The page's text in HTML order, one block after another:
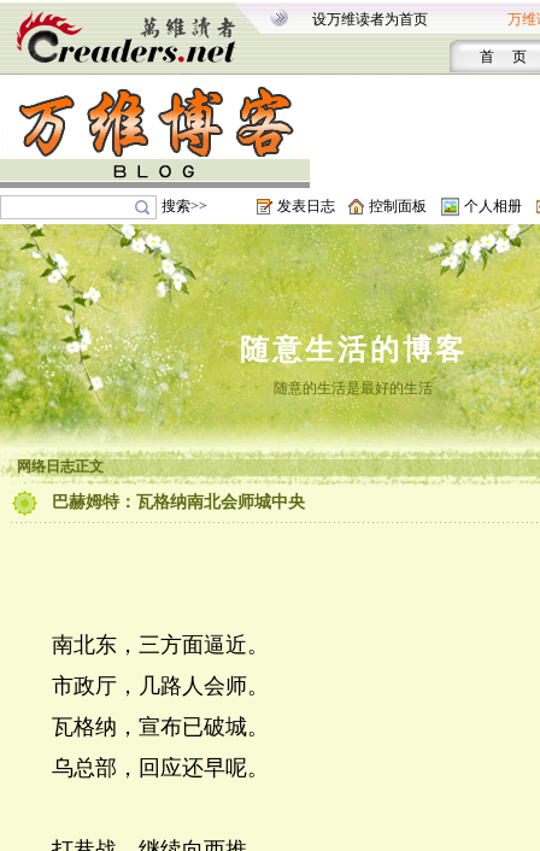
设万维读者为首页 万维
首 页
搜索>> 发表日志 控制面板 个人相册
随意生活的博客
随意的生活是最好的生活
网络日志正文
巴赫姆特：瓦格纳南北会师城中央
南北东，三方面逼近。
市政厅，几路人会师。
瓦格纳，宣布已破城。
乌总部，回应还早呢。